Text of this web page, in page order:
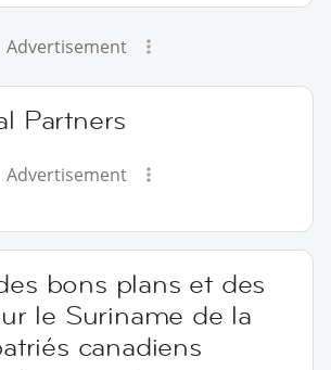
Advertisement
Partners
Advertisement
bons plans et des
le Suriname de la
canadiens